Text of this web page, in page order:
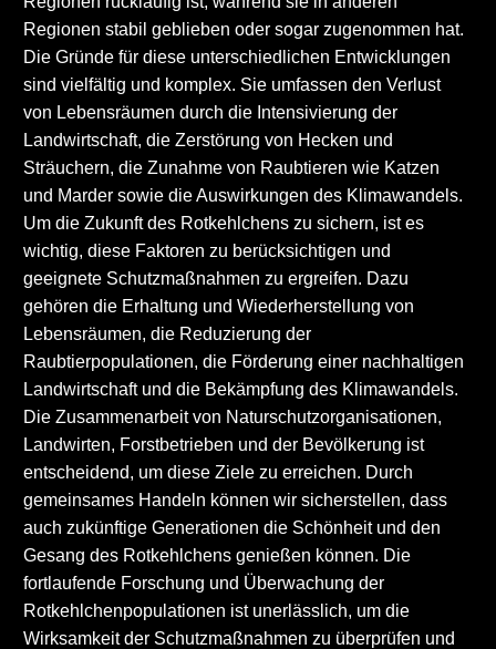
Regionen stabil geblieben oder sogar zugenommen hat.
Die Gründe für diese unterschiedlichen Entwicklungen
sind vielfältig und komplex. Sie umfassen den Verlust
von Lebensräumen durch die Intensivierung der
Landwirtschaft, die Zerstörung von Hecken und
Sträuchern, die Zunahme von Raubtieren wie Katzen
und Marder sowie die Auswirkungen des Klimawandels.
Um die Zukunft des Rotkehlchens zu sichern, ist es
wichtig, diese Faktoren zu berücksichtigen und
geeignete Schutzmaßnahmen zu ergreifen. Dazu
gehören die Erhaltung und Wiederherstellung von
Lebensräumen, die Reduzierung der
Raubtierpopulationen, die Förderung einer nachhaltigen
Landwirtschaft und die Bekämpfung des Klimawandels.
Die Zusammenarbeit von Naturschutzorganisationen,
Landwirten, Forstbetrieben und der Bevölkerung ist
entscheidend, um diese Ziele zu erreichen. Durch
gemeinsames Handeln können wir sicherstellen, dass
auch zukünftige Generationen die Schönheit und den
Gesang des Rotkehlchens genießen können. Die
fortlaufende Forschung und Überwachung der
Rotkehlchenpopulationen ist unerlässlich, um die
Wirksamkeit der Schutzmaßnahmen zu überprüfen und